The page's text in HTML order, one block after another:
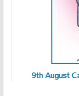
9th August